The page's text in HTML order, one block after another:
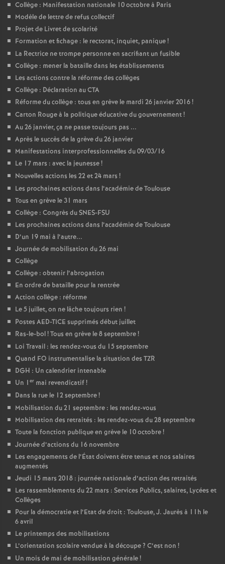
Collège : Manifestation nationale 10 octobre à Paris
Modèle de lettre de refus collectif
Projet de Livret de scolarité
Formation et fichage : le rectorat, inquiet, panique!
La Rectrice ne trompe personne en sacrifiant un fusible
Collège : mener la bataille dans les établissements
Les actions contre la réforme des collèges
Collège : Déclaration au CTA
Réforme du collège : tous en grève le mardi 26 janvier 2016!
Carton Rouge à la politique éducative du gouvernement!
Au 26 janvier, ça ne passe toujours pas ...
Après le succès de la grève du 26 janvier
Manifestations interprofessionnelles du 09/03/16
Le 17 mars : avec la jeunesse!
Nouvelles actions les 22 et 24 mars !
Les prochaines actions dans l’académie de Toulouse
Tous en grève le 31 mars
Collège : Congrès du SNES-FSU
Les prochaines actions dans l’académie de Toulouse
D’un 19 mai à l’autre...
Journée de mobilisation du 26 mai
Collège
Collège : obtenir l’abrogation
En ordre de bataille pour la rentrée
Action collège : réforme
Le 5 juillet, on ne lâche toujours rien !
Postes AED-TICE supprimés début juillet
Ras-le-bol! Tous en grève le 8 septembre!
Loi Travail : les rendez-vous du 15 septembre
Quand FO instrumentalise la situation des TZR
DGH : Un calendrier intenable
Un 1 er mai revendicatif!
Dans la rue le 12 septembre!
Mobilisation du 21 septembre : les rendez-vous
Mobilisation des retraités : les rendez-vous du 28 septembre
Toute la fonction publique en grève le 10 octobre!
Journée d’actions du 16 novembre
Les engagements de l’État doivent être tenus et nos salaires
augmentés
Jeudi 15 mars 2018 : journée nationale d’action des retraités
Les rassemblements du 22 mars : Services Publics, salaires, Lycées et
Collèges
Pour la démocratie et l’Etat de droit : Toulouse, J. Jaurès à 11h le
6 avril
Le printemps des mobilisations
L’orientation scolaire vendue à la découpe? C’est non !
Un mois de mai de mobilisation générale!